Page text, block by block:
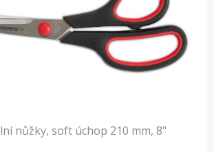
nůžky, soft úchop 210 mm, 8"